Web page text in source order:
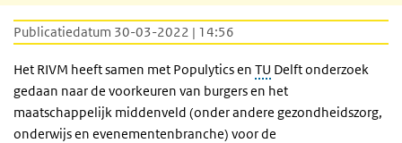
Publicatiedatum 30-03-2022 | 14:56
Het RIVM heeft samen met Populytics en TU Delft onderzoek
gedaan naar de voorkeuren van burgers en het
maatschappelijk middenveld (onder andere gezondheidszorg,
onderwijs en evenementenbranche) voor de